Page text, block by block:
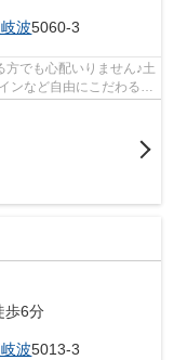
波5060-3
でも心配いりません♪土
など自由にこだわるこ
歩6分
波5013-3